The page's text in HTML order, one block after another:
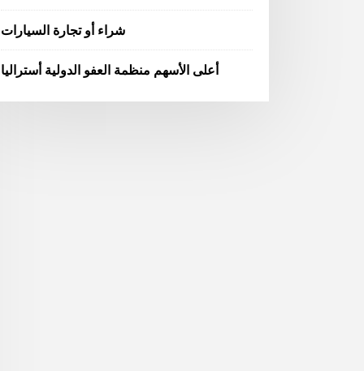
شراء أو تجارة السيارات
أعلى الأسهم منظمة العفو الدولية أستراليا